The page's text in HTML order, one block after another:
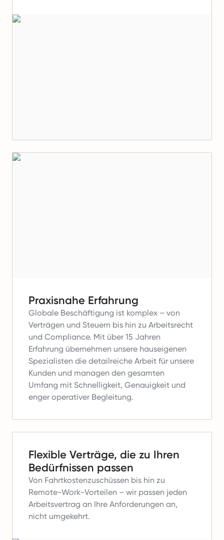
Praxisnahe Erfahrung
Globale Beschäftigung ist komplex – von
Verträgen und Steuern bis hin zu Arbeitsrecht
und Compliance. Mit über 15 Jahren
Erfahrung übernehmen unsere hauseigenen
Spezialisten die detailreiche Arbeit für unsere
Kunden und managen den gesamten
Umfang mit Schnelligkeit, Genauigkeit und
enger operativer Begleitung.
Flexible Verträge, die zu Ihren
Bedürfnissen passen
Von Fahrtkostenzuschüssen bis hin zu
Remote-Work-Vorteilen – wir passen jeden
Arbeitsvertrag an Ihre Anforderungen an,
nicht umgekehrt.